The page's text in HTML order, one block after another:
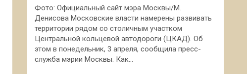
Фото: Официальный сайт мэра Москвы/М.
Денисова Московские власти намерены развивать
территории рядом со столичным участком
Центральной кольцевой автодороги (ЦКАД). Об
этом в понедельник, 3 апреля, сообщила пресс-
служба мэрии Москвы. Как…